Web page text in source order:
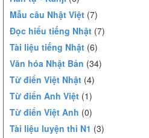
Mẫu câu Nhật Việt (7)
Đọc hiểu tiếng Nhật (7)
Tài liệu tiếng Nhật (6)
Văn hóa Nhật Bản (34)
Từ điển Việt Nhật (4)
Từ điển Anh Việt (1)
Từ điển Việt Anh (0)
Tài liệu luyện thi N1 (3)